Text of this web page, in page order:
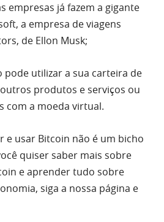
empresas já fazem a gigante
a empresa de viagens
de Ellon Musk;
utilizar a sua carteira de
produtos e serviços ou
com a moeda virtual.
e usar Bitcoin não é um bicho
quiser saber mais sobre
e aprender tudo sobre
siga a nossa página e